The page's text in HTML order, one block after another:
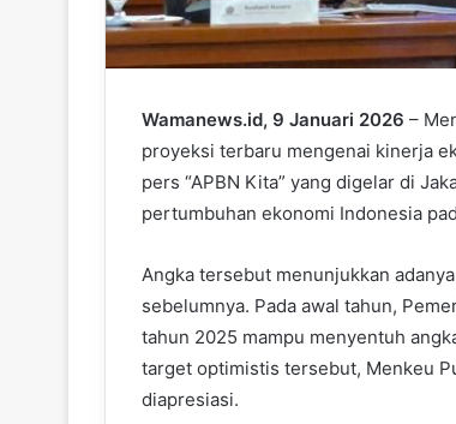
Wamanews.id, 9 Januari 2026 –
proyeksi terbaru mengenai kinerja
pers “APBN Kita” yang digelar di
pertumbuhan ekonomi Indonesia
Angka tersebut menunjukkan
sebelumnya. Pada awal tahun,
tahun 2025 mampu menyentuh
target optimistis tersebut, Menkeu
diapresiasi.